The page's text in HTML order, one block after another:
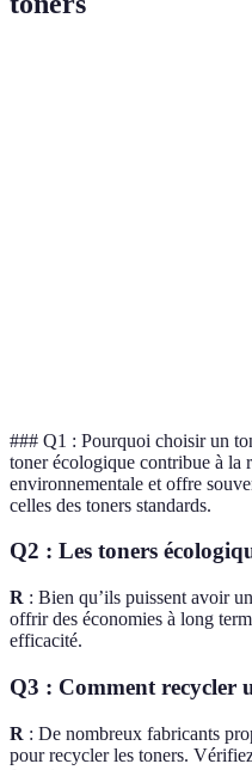
### Q1 : Pourquoi choisir un
toner écologique contribue à la
environnementale et offre
celles des toners standards.
Q2 : Les toners
R : Bien qu’ils puissent avoir
offrir des économies à long
efficacité.
Q3 : Comment recycler
R : De nombreux fabricants
pour recycler les toners.